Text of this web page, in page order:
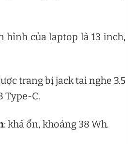
hình của laptop là 13 inch,
trang bị jack tai nghe 3.5
Type-C.
: khá ổn, khoảng 38 Wh.